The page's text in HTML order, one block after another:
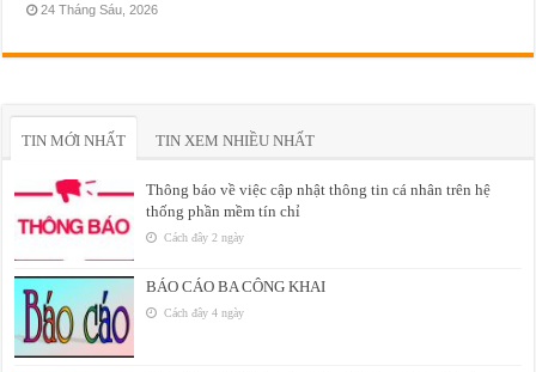
24 Tháng Sáu, 2026
TIN MỚI NHẤT TIN XEM NHIỀU NHẤT
Thông báo về việc cập nhật thông tin cá nhân trên hệ
thống phần mềm tín chỉ
Cách đây 2 ngày
BÁO CÁO BA CÔNG KHAI
Cách đây 4 ngày